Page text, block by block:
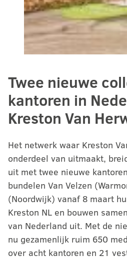
Twee nieuwe
kantoren in
Kreston Van
Het netwerk waar Kreston
onderdeel van uitmaakt,
uit met twee nieuwe
bundelen Van Velzen
(Noordwijk) vanaf 8 maart
Kreston NL en bouwen
van Nederland uit. Met de
nu gezamenlijk ruim 650
over acht kantoren en 21